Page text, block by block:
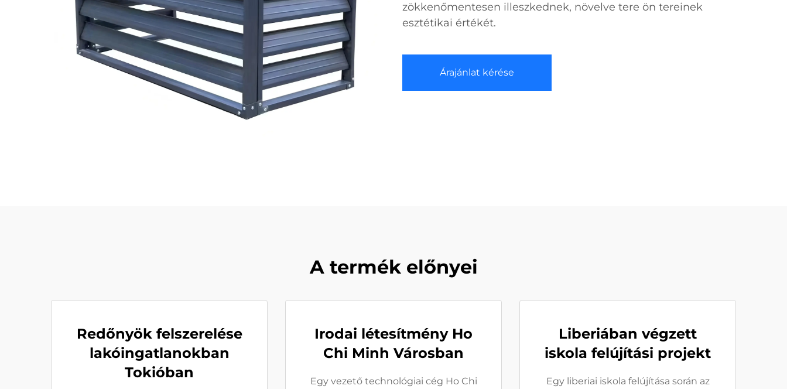
zökkenőmentesen illeszkednek, növelve tere ön tereinek
esztétikai értékét.
Árajánlat kérése
A termék előnyei
Redőnyök felszerelése
lakóingatlanokban
Tokióban
Irodai létesítmény Ho
Chi Minh Városban
Egy vezető technológiai cég Ho Chi
Liberiában végzett
iskola felújítási projekt
Egy liberiai iskola felújítása során az